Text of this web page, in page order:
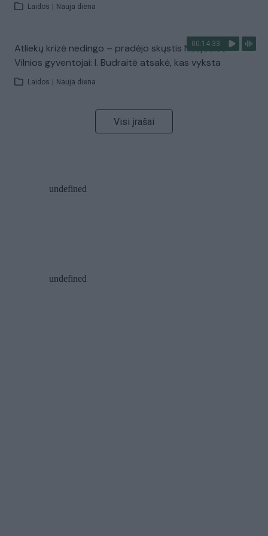
Laidos Nauja diena
00:14:33
Atliekų krizė nedingo – pradėjo skųstis Naujosios
Vilnios gyventojai: I. Budraitė atsakė, kas vyksta
Laidos Nauja diena
Visi įrašai